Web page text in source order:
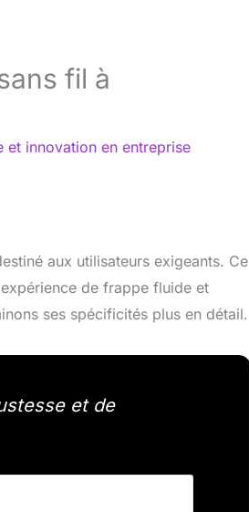
fil à
et innovation en entreprise
aux utilisateurs exigeants. Ce
de frappe fluide et
ses spécificités plus en détail.
et de